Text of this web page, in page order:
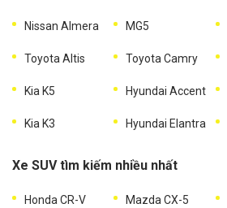
Nissan Almera MG5
Toyota Altis Toyota Camry
Kia K5 Hyundai Accent
Kia K3 Hyundai Elantra
Xe SUV tìm kiếm nhiều nhất
Honda CR-V Mazda CX-5